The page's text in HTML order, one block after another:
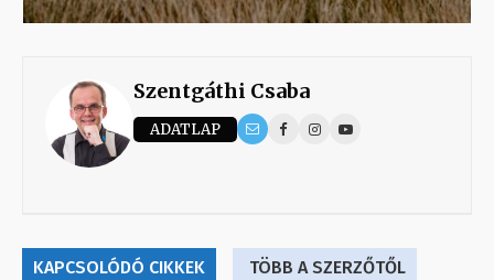
Szentgáthi Csaba
ADATLAP
KAPCSOLÓDÓ CIKKEK TÖBB A SZERZŐTŐL